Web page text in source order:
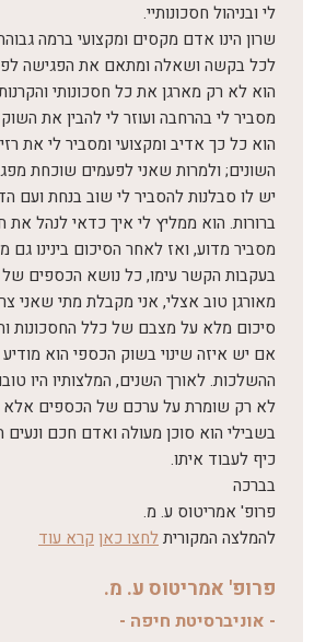
לי ובניהול חסכונותיי.
שרון הינו אדם מקסים ומקצועי ברמה
לכל בקשה ושאלה ומתאם את הפגישה
הוא לא רק מארגן את כל חסכונותי
מסביר לי בהרחבה ועוזר לי להבין את
הוא כל כך אדיב ומקצועי ומסביר לי את
השונים; ולמרות שאני לפעמים שוכחת
יש לו סבלנות להסביר לי שוב בנחת ועם
ברורות. הוא ממליץ לי איך כדאי לנהל את
מסביר מדוע, ואז לאחר הסיכום בינינו גם
בעקבות הקשר עימו, כל נושא הכספים של
מאורגן טוב אצלי, אני מקבלת מתי שאני
סיכום מלא על מצבם של כלל החסכונות
אם יש איזה שינוי בשוק הכספי הוא
ההשלכות. לאורך השנים, המלצותיו היו
לא רק שומרת על ערכם של הכספים אלא
בשבילי הוא סוכן מעולה ואדם חכם ונעים
כיף לעבוד איתו.
בברכה
פרופ' אמריטוס ע. מ.
להמלצה המקוריתלחצו כאן
מסוג
PDF
קרא עוד
פרופ' אמריטוס ע. מ.
- אוניברסיטת חיפה -